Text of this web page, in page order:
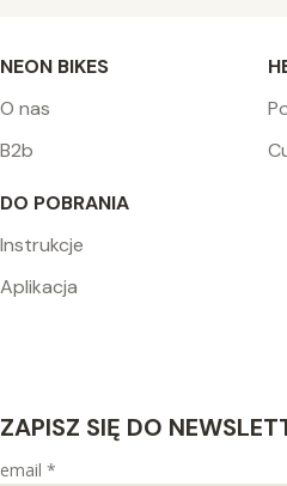
NEON BIKES
O nas
B2b
DO POBRANIA
Instrukcje
Aplikacja
ZAPISZ SIĘ DO
email *